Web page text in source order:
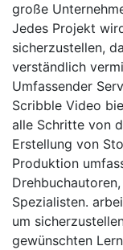
große
Jedes Projekt
sicherzustellen,
verständlich
Umfassender
Scribble Video
alle Schritte von
Erstellung von
Produktion
Spezialisten.
um
gewünschten